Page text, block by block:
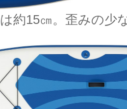
約15㎝。歪みの少